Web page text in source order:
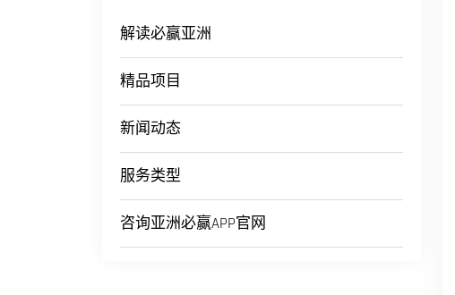
解读必赢亚洲
精品项目
新闻动态
服务类型
咨询亚洲必赢APP官网